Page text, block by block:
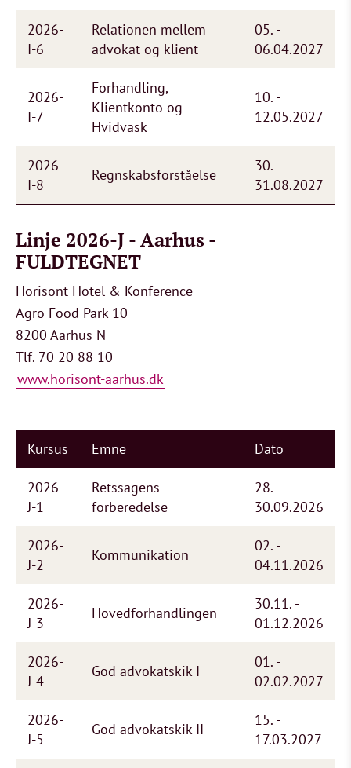
2026-
I-6
Relationen mellem
advokat og klient
05. -
06.04.2027
2026-
I-7
Forhandling,
Klientkonto og
Hvidvask
10. -
12.05.2027
2026-
I-8
Regnskabsforståelse
30. -
31.08.2027
Linje 2026-J - Aarhus -
FULDTEGNET
Horisont Hotel & Konference
Agro Food Park 10
8200 Aarhus N
Tlf. 70 20 88 10
www.horisont-aarhus.dk
Kursus Emne Dato
2026-
J-1
Retssagens
forberedelse
28. -
30.09.2026
2026-
J-2
Kommunikation
02. -
04.11.2026
2026-
J-3
Hovedforhandlingen
30.11. -
01.12.2026
2026-
J-4
God advokatskik I
01. -
02.02.2027
2026-
J-5
God advokatskik II
15. -
17.03.2027